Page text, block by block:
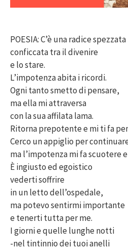
POESIA: C’è una radice spezzata
conficcata tra il divenire
e lo stare.
L’impotenza abita i ricordi.
Ogni tanto smetto di pensare,
ma ella mi attraversa
con la sua affilata lama.
Ritorna prepotente e mi ti fa
Cerco un appiglio per
ma l’impotenza mi fa scuotere
È ingiusto ed egoistico
vederti soffrire
in un letto dell’ospedale,
ma potevo sentirmi importante
e tenerti tutta per me.
I giorni e quelle lunghe notti
-nel tintinnio dei tuoi anelli